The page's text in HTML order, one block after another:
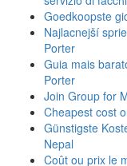
Goedkoopste
Najlacnejší
Porter
Guia mais
Porter
Join Group for
Cheapest cost
Günstigste
Nepal
Coût ou prix le